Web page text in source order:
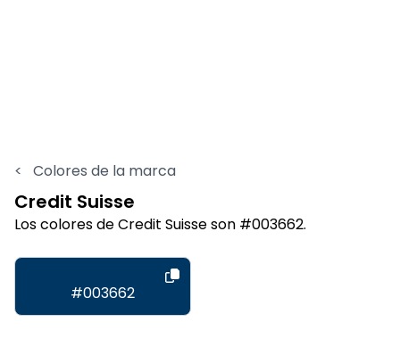
< Colores de la marca
Credit Suisse
Los colores de Credit Suisse son #003662.
#003662